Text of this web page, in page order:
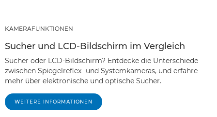
KAMERAFUNKTIONEN
Sucher und LCD-Bildschirm im Vergleich
Sucher oder LCD-Bildschirm? Entdecke die Unterschiede
zwischen Spiegelreflex- und Systemkameras, und erfahre
mehr über elektronische und optische Sucher.
WEITERE INFORMATIONEN